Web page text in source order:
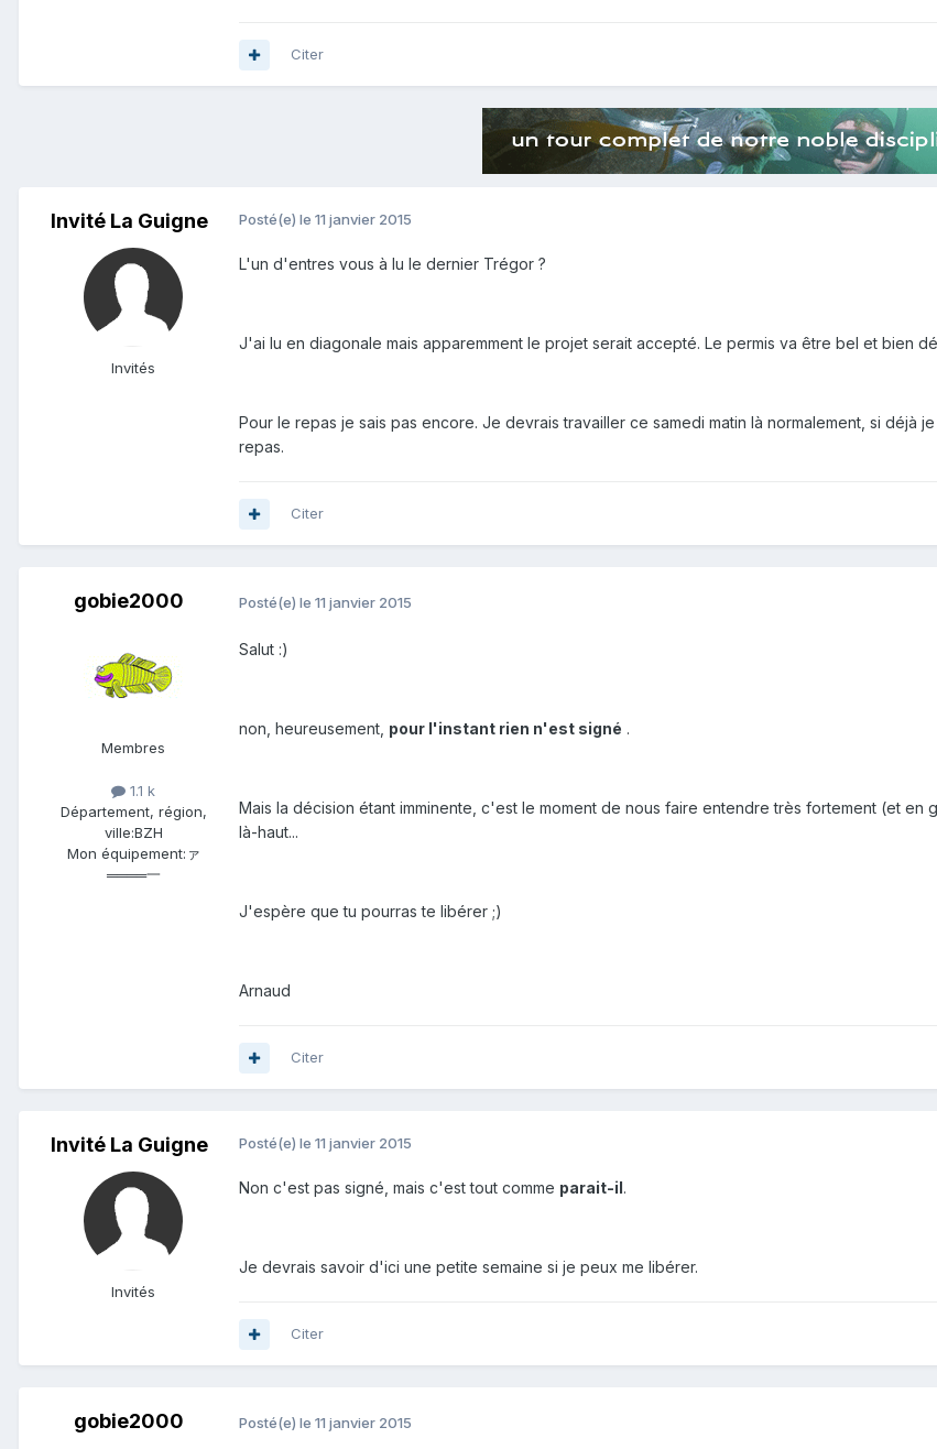
Citer
Invité La Guigne
Invités
Posté(e) le 11 janvier 2015
L'un d'entres vous à lu le dernier Trégor ?
J'ai lu en diagonale mais apparemment le projet serait accepté. Le permis va être bel et bien
Pour le repas je sais pas encore. Je devrais travailler ce samedi matin là normalement, si déjà
repas.
Citer
gobie2000
Membres
1.1 k
Département, région,
ville:BZH
Mon équipement: ァ
════一
Posté(e) le 11 janvier 2015
Salut :)
non, heureusement, pour l'instant rien n'est signé .
Mais la décision étant imminente, c'est le moment de nous faire entendre très fortement (et
là-haut...
J'espère que tu pourras te libérer ;)
Arnaud
Citer
Invité La Guigne
Invités
Posté(e) le 11 janvier 2015
Non c'est pas signé, mais c'est tout comme parait-il.
Je devrais savoir d'ici une petite semaine si je peux me libérer.
Citer
gobie2000 Posté(e) le 11 janvier 2015